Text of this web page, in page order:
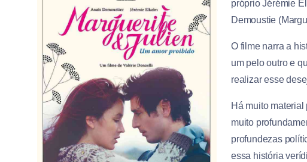
próprioJérémie
Demoustie
O filme narra a
um pelo outro e
realizar esse
Há muito
muito
profundezas
essa história